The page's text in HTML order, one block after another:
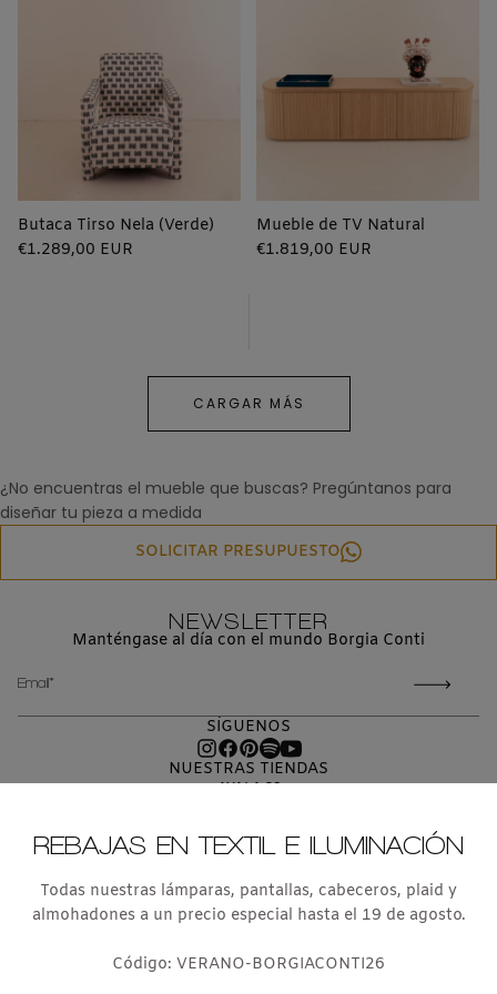
REBAJAS EN TEXTIL E ILUMINACIÓN
Todas nuestras lámparas, pantallas, cabeceros, plaid y
almohadones a un precio especial hasta el 19 de agosto.
Código: VERANO-BORGIACONTI26
Butaca Tirso Nela (Verde)
Precio
€1.289,00 EUR
Mueble de TV Natural
Precio
€1.819,00 EUR
CARGAR MÁS
¿No encuentras el mueble que buscas? Pregúntanos para
diseñar tu pieza a medida
SOLICITAR PRESUPUESTO
NEWSLETTER
Manténgase al día con el mundo Borgia Conti
SÍGUENOS
NUESTRAS TIENDAS
AYALA 38
PS DE LA HABANA 103
T. +34 91 457 16 17
ESTUDIO DE INTERIORISMO
E ILUMINACION
estudio@borgiaconti.com